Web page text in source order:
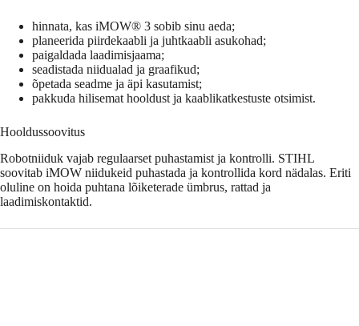
hinnata, kas iMOW® 3 sobib sinu aeda;
planeerida piirdekaabli ja juhtkaabli asukohad;
paigaldada laadimisjaama;
seadistada niidualad ja graafikud;
õpetada seadme ja äpi kasutamist;
pakkuda hilisemat hooldust ja kaablikatkestuste otsimist.
Hooldussoovitus
Robotniiduk vajab regulaarset puhastamist ja kontrolli. STIHL
soovitab iMOW niidukeid puhastada ja kontrollida kord nädalas. Eriti
oluline on hoida puhtana lõiketerade ümbrus, rattad ja
laadimiskontaktid.